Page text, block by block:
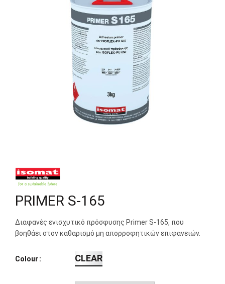
PRIMER S-165
Διαφανές ενισχυτικό πρόσφυσης Primer S-165, που
βοηθάει στον καθαρισμό μη απορροφητικών επιφανειών.
Colour CLEAR